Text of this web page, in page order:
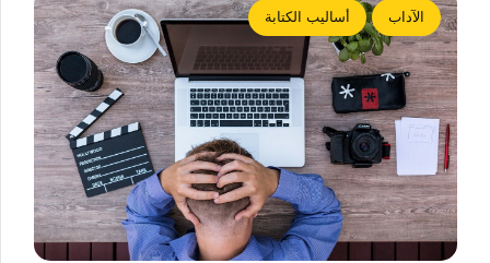
الآداب أساليب الكتابة